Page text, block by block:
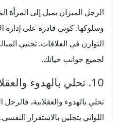
الرجل الميزان يميل إلى المرأة
وسلوكها. كوني قادرة على إدارة
التوازن في العلاقات. تجنبي
لجميع جوانب حياتك.
10. تحلي بالهدوء والعقلانية في المواقف
تحلي بالهدوء والعقلانية،
اللواتي يتحلين بالاستقرار